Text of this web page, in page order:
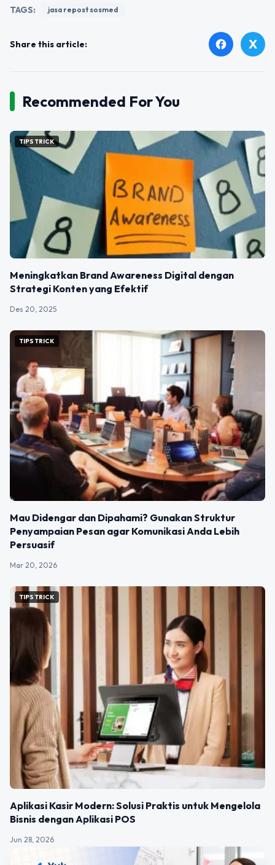
TAGS: jasa repost sosmed
Share this article: facebook X
Recommended For You
TIPS TRICK
Meningkatkan Brand Awareness Digital dengan
Strategi Konten yang Efektif
Des 20, 2025
TIPS TRICK
Mau Didengar dan Dipahami? Gunakan Struktur
Penyampaian Pesan agar Komunikasi Anda Lebih
Persuasif
Mar 20, 2026
TIPS TRICK
Aplikasi Kasir Modern: Solusi Praktis untuk Mengelola
Bisnis dengan Aplikasi POS
Jun 28, 2026